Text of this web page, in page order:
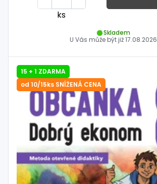
ks
Skladem
U Vás může být již17.08.2026
15 + 1 ZDARMA
od 10/15ks SNÍŽENÁ CENA